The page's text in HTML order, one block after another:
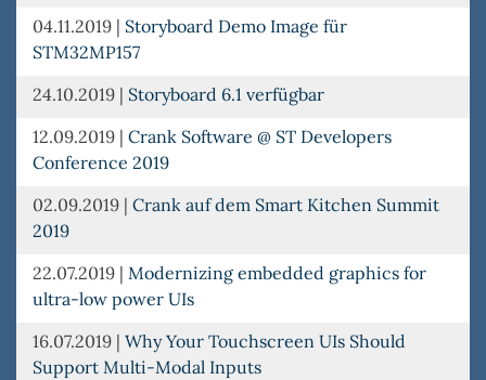
04.11.2019 | Storyboard Demo Image für
STM32MP157
24.10.2019 | Storyboard 6.1 verfügbar
12.09.2019 | Crank Software @ ST Developers
Conference 2019
02.09.2019 | Crank auf dem Smart Kitchen Summit
2019
22.07.2019 | Modernizing embedded graphics for
ultra-low power UIs
16.07.2019 | Why Your Touchscreen UIs Should
Support Multi-Modal Inputs